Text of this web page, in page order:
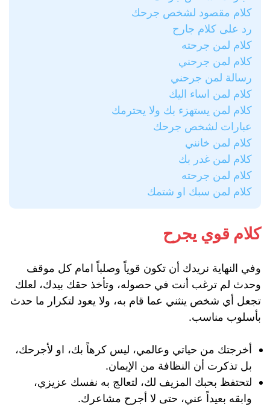
كلام مقصود لشخص جرحك
رد على كلام جارح
كلام لمن جرحته
كلام لمن جرحني
رسالة لمن جرحني
كلام لمن اساء اليك
كلام لمن يستهزء بك ولا يحترمك
عبارات لشخص جرحك
كلام لمن خانني
كلام لمن غدر بك
كلام لمن جرحته
كلام لمن سبك او شتمك
كلام قوي يجرح
وفي النهاية نريدك أن تكون قوياً وصلباً امام كل موقف
وحدث لم ترغب أنت في حصوله، وتأخذ حقك بيدك، لعلك
تجعل أي شخص ينثني عما قام به، ولا يعود لتكرار ما حدث
بأسلوب مناسب.
أخرجتك من حياتي وعالمي، ليس كرهاً بك، او لأجرحك،
بل تذكرت أن النظافة من الإيمان.
لتحتفظ بحبك المزيف لك، لتعالج به نفسك عزيزي،
وابقه بعيداً عني، حتى لا أجرح مشاعرك.